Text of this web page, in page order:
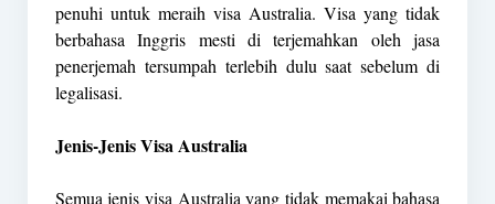
penuhi untuk meraih visa Australia. Visa yang tidak
berbahasa Inggris mesti di terjemahkan oleh jasa
penerjemah tersumpah terlebih dulu saat sebelum di
legalisasi.
Jenis-Jenis Visa Australia
Semua jenis visa Australia yang tidak memakai bahasa